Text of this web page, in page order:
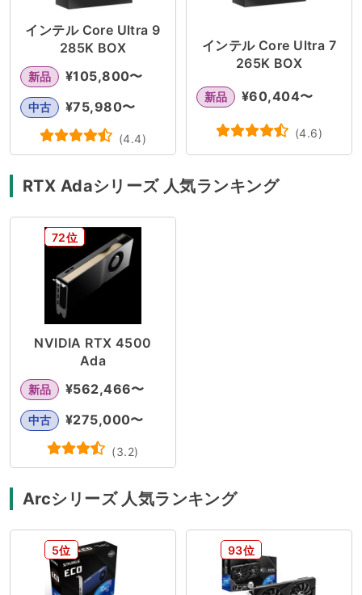
インテル Core Ultra 9
285K BOX
新品 ¥105,800〜
中古 ¥75,980〜
(4.4)
インテル Core Ultra 7
265K BOX
新品 ¥60,404〜
(4.6)
RTX Adaシリーズ 人気ランキング
72位
NVIDIA RTX 4500
Ada
新品 ¥562,466〜
中古 ¥275,000〜
(3.2)
Arcシリーズ 人気ランキング
5位 93位